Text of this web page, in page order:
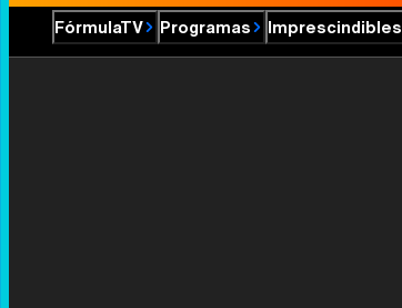
FórmulaTV Programas Imprescindibles